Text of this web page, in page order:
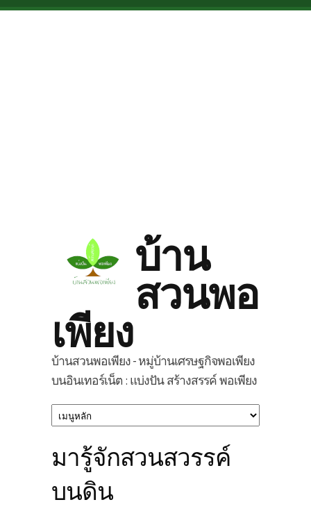
Skip to main content
บ้าน
สวนพอ
เพียง
บ้านสวนพอเพียง - หมู่บ้านเศรษฐกิจพอเพียง
บนอินเทอร์เน็ต : แบ่งปัน สร้างสรรค์ พอเพียง
มารู้จักสวนสวรรค์
บนดิน